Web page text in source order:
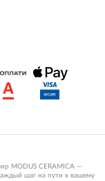
MODUS CERAMICA —
шаг на пути к вашему